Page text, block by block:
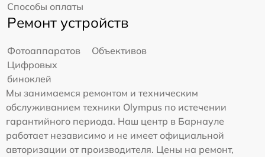
Способы оплаты
Ремонт устройств
Фотоаппаратов
Объективов
Цифровых
биноклей
Мы занимаемся ремонтом и техническим
обслуживанием техники Olympus по истечении
гарантийного периода. Наш центр в Барнауле
работает независимо и не имеет официальной
авторизации от производителя. Цены на ремонт,